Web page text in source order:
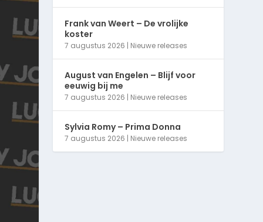
Frank van Weert – De vrolijke
koster
7 augustus 2026 | Nieuwe releases
August van Engelen – Blijf voor
eeuwig bij me
7 augustus 2026 | Nieuwe releases
Sylvia Romy – Prima Donna
7 augustus 2026 | Nieuwe releases